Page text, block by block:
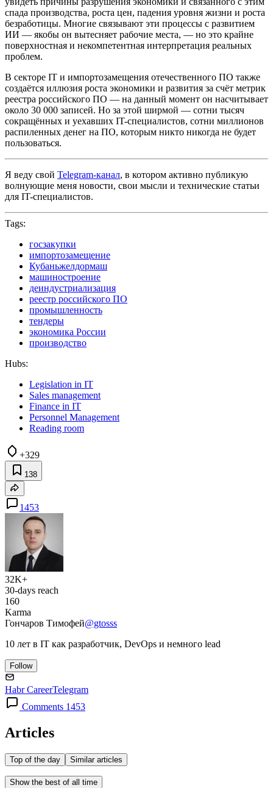
спада производства, роста цен, падения уровня жизни и роста
безработицы. Многие связывают эти процессы с развитием
ИИ — якобы он вытесняет рабочие места, — но это крайне
поверхностная и некомпетентная интерпретация реальных
проблем.
В секторе IT и импортозамещения отечественного ПО также
создаётся иллюзия роста экономики и развития за счёт метрик
реестра российского ПО — на данный момент он насчитывает
около 30 000 записей. Но за этой ширмой — сотни тысяч
сокращённых и уехавших IT-специалистов, сотни миллионов
распиленных денег на ПО, которым никто никогда не будет
пользоваться.
Я веду свой Telegram-канал, в котором активно публикую
волнующие меня новости, свои мысли и технические статьи
для IT-специалистов.
Tags:
госзакупки
импортозамещение
Кубаньжелдормаш
машиностроение
деиндустриализация
реестр российского ПО
промышленность
тендеры
экономика России
производство
Hubs:
Legislation in IT
Sales management
Finance in IT
Personnel Management
Reading room
+329
138
1453
32K+
30-days reach
160
Karma
Гончаров Тимофей@gtosss
10 лет в IT как разработчик, DevOps и немного lead
Follow
Habr CareerTelegram
Comments 1453
Articles
Top of the day Similar articles
Show the best of all time